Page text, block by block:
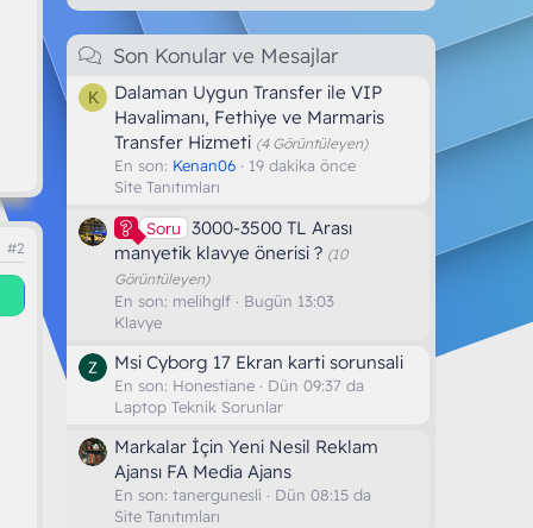
#2
Son Konular ve Mesajlar
K
Dalaman Uygun Transfer ile VIP
Havalimanı, Fethiye ve Marmaris
Transfer Hizmeti (4 Görüntüleyen)
En son: Kenan06
19 dakika önce
Site Tanıtımları
Soru 3000-3500 TL Arası
manyetik klavye önerisi ? (10
Görüntüleyen)
En son: melihglf
Bugün 13:03
Klavye
Msi Cyborg 17 Ekran karti sorunsali
En son: Honestiane
Dün 09:37 da
Laptop Teknik Sorunlar
Markalar İçin Yeni Nesil Reklam
Ajansı FA Media Ajans
En son: tanergunesli
Dün 08:15 da
Site Tanıtımları